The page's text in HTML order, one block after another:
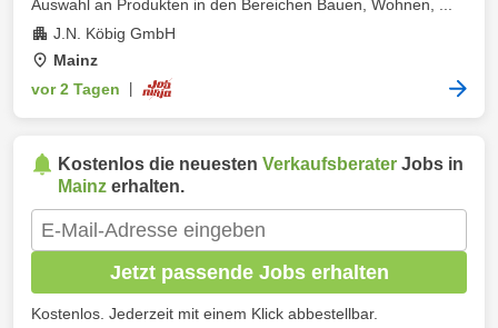
Auswahl an Produkten in den Bereichen Bauen, Wohnen, ...
J.N. Köbig GmbH
Mainz
vor 2 Tagen
Kostenlos die neuesten Verkaufsberater Jobs in
Mainz erhalten.
Jetzt passende Jobs erhalten
Kostenlos. Jederzeit mit einem Klick abbestellbar.